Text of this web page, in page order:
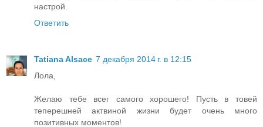
настрой.
Ответить
Tatiana Alsace 7 декабря 2014 г. в 12:15
Лола,
Желаю тебе всег самого хорошего! Пусть в товей
теперешней актвиной жизни будет очень много
позитивных моментов!